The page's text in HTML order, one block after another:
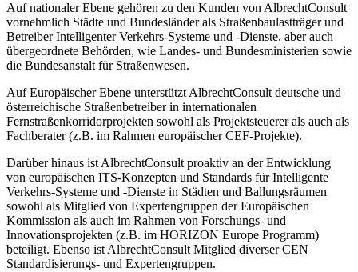
Auf nationaler Ebene gehören zu den Kunden von AlbrechtConsult
vornehmlich Städte und Bundesländer als Straßenbaulastträger und
Betreiber Intelligenter Verkehrs-Systeme und -Dienste, aber auch
übergeordnete Behörden, wie Landes- und Bundesministerien sowie
die Bundesanstalt für Straßenwesen.
Auf Europäischer Ebene unterstützt AlbrechtConsult deutsche und
österreichische Straßenbetreiber in internationalen
Fernstraßenkorridorprojekten sowohl als Projektsteuerer als auch als
Fachberater (z.B. im Rahmen europäischer CEF-Projekte).
Darüber hinaus ist AlbrechtConsult proaktiv an der Entwicklung
von europäischen ITS-Konzepten und Standards für Intelligente
Verkehrs-Systeme und -Dienste in Städten und Ballungsräumen
sowohl als Mitglied von Expertengruppen der Europäischen
Kommission als auch im Rahmen von Forschungs- und
Innovationsprojekten (z.B. im HORIZON Europe Programm)
beteiligt. Ebenso ist AlbrechtConsult Mitglied diverser CEN
Standardisierungs- und Expertengruppen.